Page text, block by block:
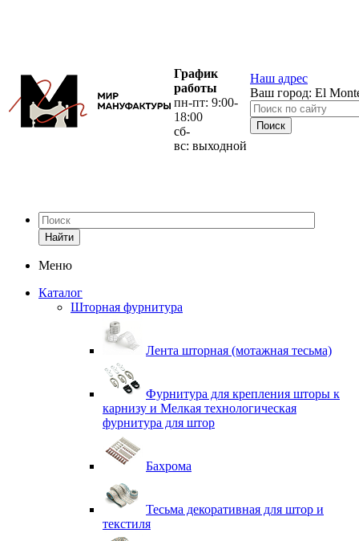
График
работы
пн-пт: 9:00-
18:00
сб-
вс: выходной
Наш адрес
Ваш город: El
Найти
Меню
Каталог
Шторная фурнитура
Лента шторная (мотажная тесьма)
Фурнитура для крепления шторы к
карнизу и Мелкая технологическая
фурнитура для штор
Бахрома
Тесьма декоративная для штор и
текстиля